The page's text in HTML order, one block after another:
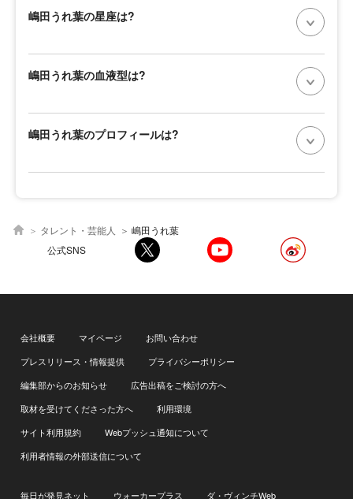
嶋田うれ葉の星座は?
嶋田うれ葉の血液型は?
嶋田うれ葉のプロフィールは?
タレント・芸能人
嶋田うれ葉
公式SNS
会社概要 マイページ
お問い合わせ
プレスリリース・情報提供
プライバシーポリシー
編集部からのお知らせ
広告出稿をご検討の方へ
取材を受けてくださった方へ
利用環境
サイト利用規約
Webプッシュ通知について
利用者情報の外部送信について
毎日が発見ネット ウォーカープラス ダ・ヴィンチWeb